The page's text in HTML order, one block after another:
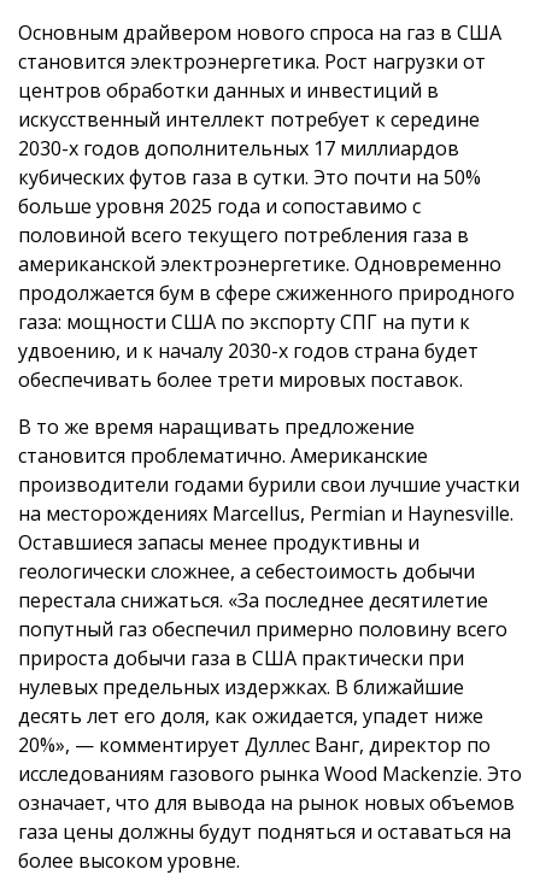
Основным драйвером нового спроса на газ в США
становится электроэнергетика. Рост нагрузки от
центров обработки данных и инвестиций в
искусственный интеллект потребует к середине
2030-х годов дополнительных 17 миллиардов
кубических футов газа в сутки. Это почти на 50%
больше уровня 2025 года и сопоставимо с
половиной всего текущего потребления газа в
американской электроэнергетике. Одновременно
продолжается бум в сфере сжиженного природного
газа: мощности США по экспорту СПГ на пути к
удвоению, и к началу 2030-х годов страна будет
обеспечивать более трети мировых поставок.
В то же время наращивать предложение
становится проблематично. Американские
производители годами бурили свои лучшие участки
на месторождениях Marcellus, Permian и Haynesville.
Оставшиеся запасы менее продуктивны и
геологически сложнее, а себестоимость добычи
перестала снижаться. «За последнее десятилетие
попутный газ обеспечил примерно половину всего
прироста добычи газа в США практически при
нулевых предельных издержках. В ближайшие
десять лет его доля, как ожидается, упадет ниже
20%», — комментирует Дуллес Ванг, директор по
исследованиям газового рынка Wood Mackenzie. Это
означает, что для вывода на рынок новых объемов
газа цены должны будут подняться и оставаться на
более высоком уровне.